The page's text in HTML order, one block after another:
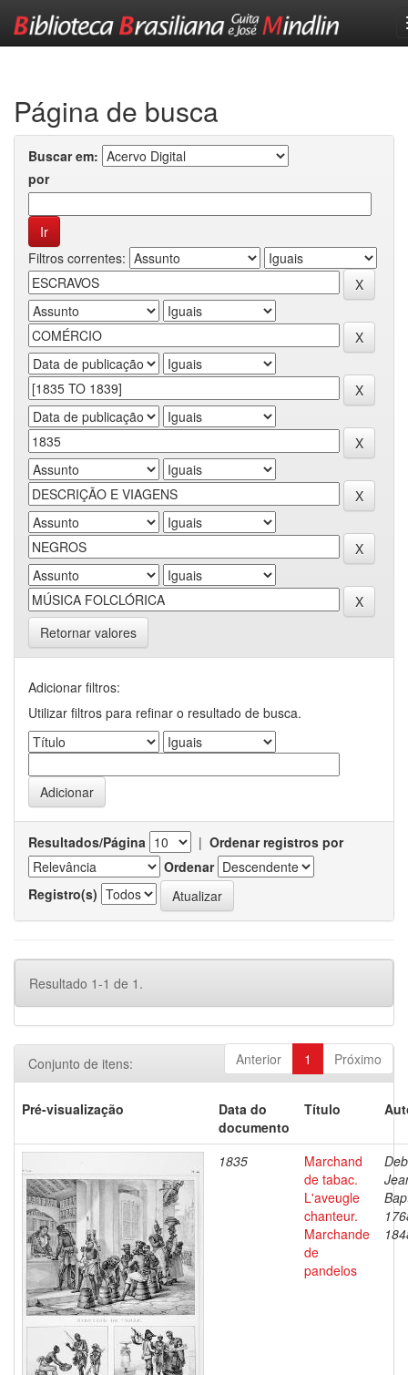
Página de busca
Buscar em:
por
Filtros correntes:
Retornar valores
Adicionar filtros:
Utilizar filtros para refinar o resultado de busca.
Resultados/Página | Ordenar registros por
Ordenar
Registro(s)
Resultado 1-1 de 1.
Anterior 1 Próximo
Conjunto de itens:
Pré-visualização
Data do
documento
Título
1835
Marchand
de tabac.
L'aveugle
chanteur.
Marchande
de
pandelos